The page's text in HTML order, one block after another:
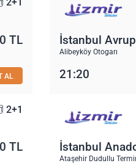
TL
AL
İstanbul
Alibeyköy Otogarı
21:20
2+1
TL İstanbul
Ataşehir Dudullu